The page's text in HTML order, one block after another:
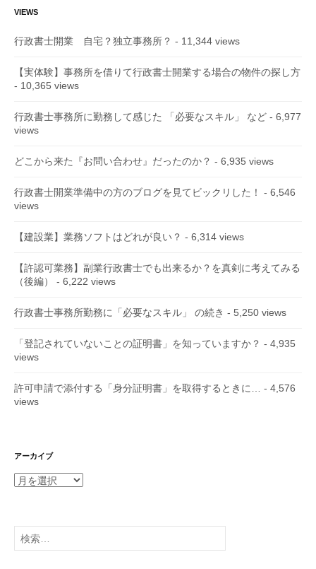
VIEWS
行政書士開業 自宅？独立事務所？ - 11,344 views
【実体験】事務所を借りて行政書士開業する場合の物件の探し方
- 10,365 views
行政書士事務所に勤務して感じた 「必要なスキル」 など - 6,977
views
どこから来た『お問い合わせ』だったのか？ - 6,935 views
行政書士開業準備中の方のブログを見てビックリした！
- 6,546
views
【建設業】業務ソフトはどれが良い？ - 6,314 views
【許認可業務】副業行政書士でも出来るか？を真剣に考えてみる
（後編）
- 6,222 views
行政書士事務所勤務に「必要なスキル」 の続き - 5,250 views
「登記されていないことの証明書」を知っていますか？ - 4,935
views
許可申請で添付する「身分証明書」を取得するときに…
- 4,576
views
アーカイブ
ア
イ
ブ
検
索: